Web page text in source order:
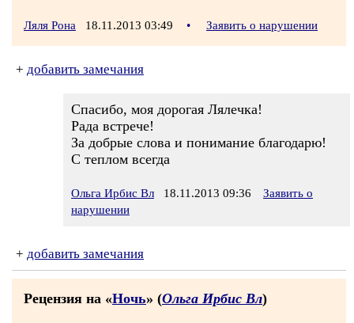
Ляля Рона 18.11.2013 03:49 • Заявить о нарушении
+ добавить замечания
Спасибо, моя дорогая Лялечка!
Рада встрече!
За добрые слова и понимание благодарю!
С теплом всегда
Ольга Ирбис Вл 18.11.2013 09:36
Заявить о
нарушении
+ добавить замечания
Рецензия на «Ночь» (Ольга Ирбис Вл)